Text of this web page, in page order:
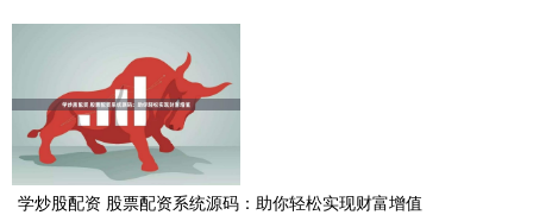
学炒股配资 股票配资系统源码：助你轻松实现财富增值